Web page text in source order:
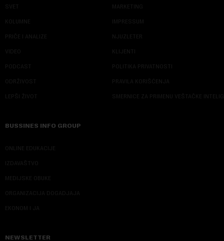
SVET
KOLUMNE
PRIČE I ANALIZE
VIDEO
PODCAST
ODRŽIVOST
LEPŠI ŽIVOT
MARKETING
IMPRESSUM
NJUZLETER
KLIJENTI
POLITIKA PRIVATNOSTI
PRAVILA KORIŠĆENJA
SMERNICE ZA PRIMENU VEŠTAČKE
BUSSINES INFO GROUP
ONLINE EDUKACIJE
IZDAVAŠTVO
MEDIJSKE OBUKE
ORGANIZACIJA DOGADJAJA
EKONOM I JA
NEWSLETTER